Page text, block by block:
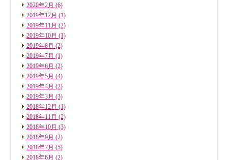
2020年2月 (6)
2019年12月 (1)
2019年11月 (2)
2019年10月 (1)
2019年8月 (2)
2019年7月 (1)
2019年6月 (2)
2019年5月 (4)
2019年4月 (2)
2019年3月 (3)
2018年12月 (1)
2018年11月 (2)
2018年10月 (3)
2018年9月 (2)
2018年7月 (5)
2018年6月 (2)